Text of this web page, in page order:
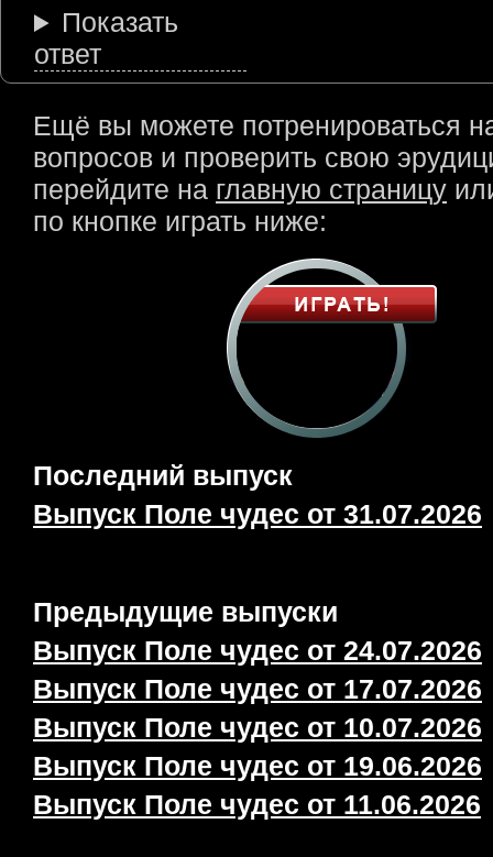
Показать
ответ
Ещё вы можете потренироваться
вопросов и проверить свою
перейдите на главную страницу
по кнопке играть ниже:
Последний выпуск
Выпуск Поле чудес от 31.07.2026
Предыдущие выпуски
Выпуск Поле чудес от 24.07.2026
Выпуск Поле чудес от 17.07.2026
Выпуск Поле чудес от 10.07.2026
Выпуск Поле чудес от 19.06.2026
Выпуск Поле чудес от 11.06.2026